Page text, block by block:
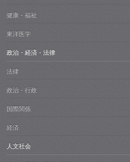
健康・福祉
東洋医学
政治・経済・法律
法律
政治・行政
国際関係
経済
人文社会